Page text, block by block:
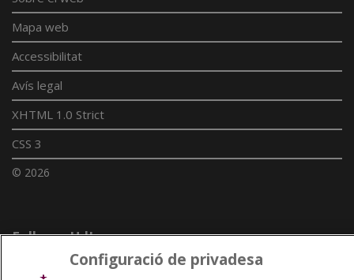
Mapa web
Accessibilitat
Avís legal
XHTML 1.0 Strict
CSS 3
© 2026
Enllaços UdL
Xarxes universitàries
Configuració de privadesa